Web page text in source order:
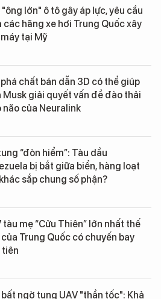
"ông lớn" ô tô gây áp lực, yêu cầu
các hãng xe hơi Trung Quốc xây
tại Mỹ
chất bán dẫn 3D có thể giúp
Musk giải quyết vấn đề đào thải
não của Neuralink
“đòn hiểm”: Tàu dầu
bị bắt giữa biển, hàng loạt
sắp chung số phận?
tàu mẹ “Cửu Thiên” lớn nhất thế
Trung Quốc có chuyến bay
tiên
bất ngờ tung UAV "thần tốc": Khả